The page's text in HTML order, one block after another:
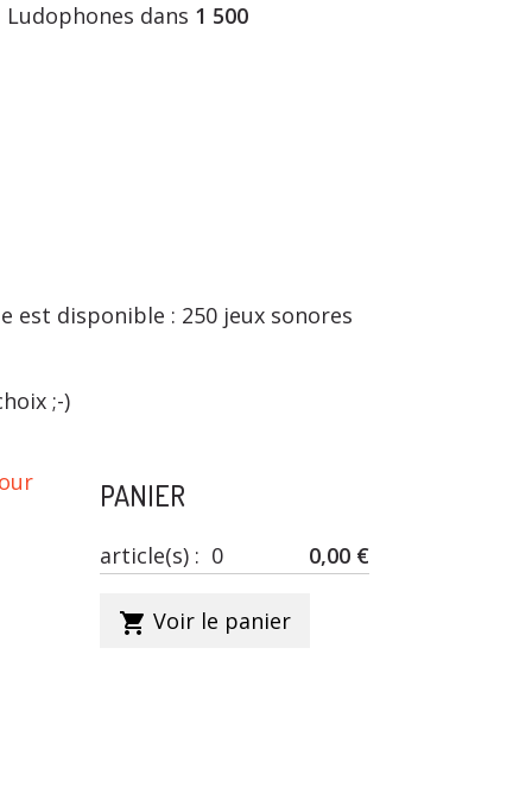
dans 1 500
disponible : 250 jeux sonores
;-)
PANIER
article(s) : 0 0,00 €
shopping_cart Voir le panier